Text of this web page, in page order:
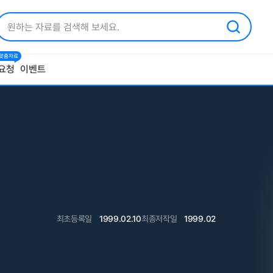
청
춤자료
이벤트
최초등록일 1999.02.10최종저작일 1999.02